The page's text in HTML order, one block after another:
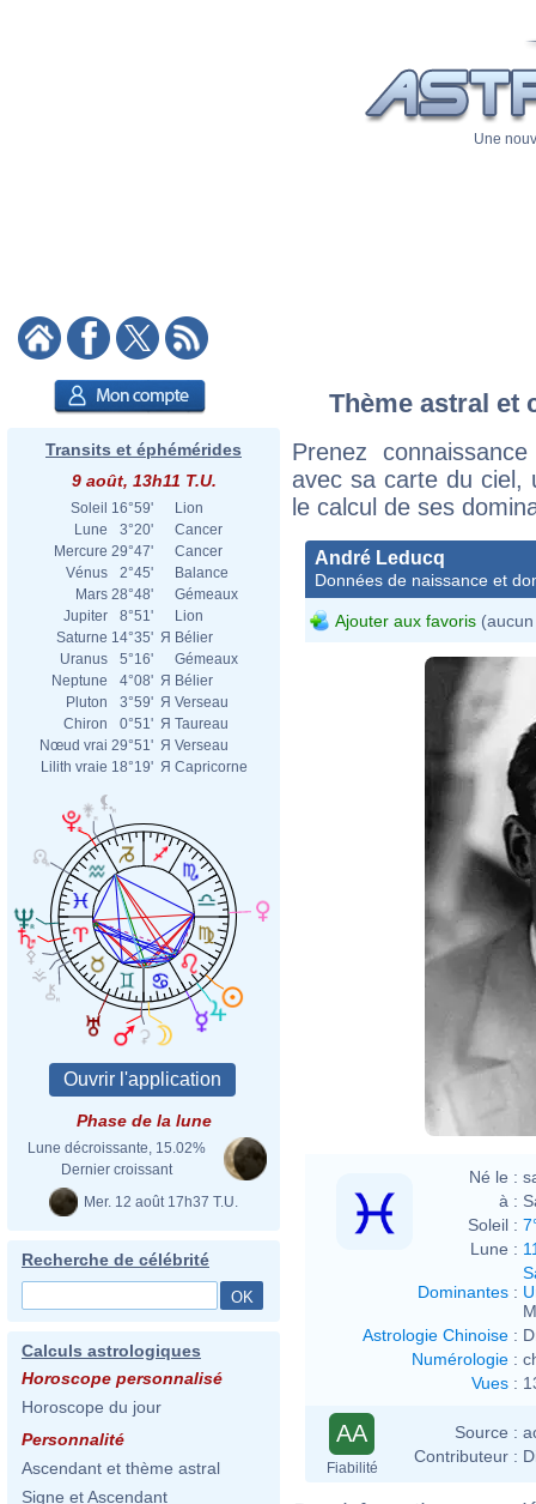
Une
Transits et éphémérides
9 août, 13h11 T.U.
Soleil 16°59'
Lion
Lune
3°20'
Cancer
Mercure 29°47'
Cancer
Vénus
2°45'
Balance
Mars 28°48'
Gémeaux
Jupiter
8°51'
Lion
Saturne 14°35' Я Bélier
Uranus
5°16'
Gémeaux
Neptune
4°08' Я Bélier
Pluton
3°59' Я Verseau
Chiron
0°51' Я Taureau
Nœud vrai 29°51' Я Verseau
Lilith vraie 18°19' Я Capricorne
Phase de la lune
Lune décroissante, 15.02%
Dernier croissant
Mer. 12 août 17h37 T.U.
Recherche de célébrité
Calculs astrologiques
Horoscope personnalisé
Horoscope du jour
Personnalité
Ascendant et thème astral
Signe et Ascendant
Thème astral et
Prenez
avec sa carte du ciel,
le calcul de ses
André Leducq
Données de naissance et
Ajouter aux favoris
Né le :
à :
Soleil :
Lune :
Dominantes :
Astrologie Chinoise :
Numérologie :
Vues :
AA
Fiabilité
Source :
Contributeur :